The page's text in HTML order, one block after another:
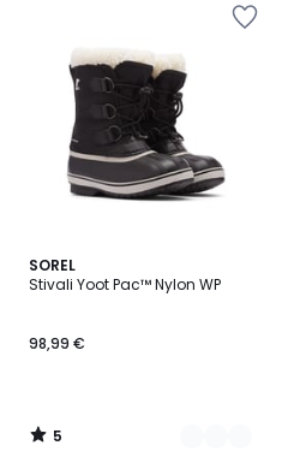
SOREL
Stivali Yoot Pac™ Nylon WP
98,99 €
5
/
3
Colori
5
/